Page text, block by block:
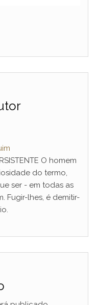
O homem
do termo,
ser - em todas as
Fugir-lhes, é demitir-